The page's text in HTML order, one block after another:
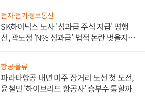
전자·전기·정보통신
SK하이닉스 노사 '성과급 주식 지급' 평행
선, 곽노정 'N% 성과급' 법적 논란 벗을지 주
항공·물류
파라타항공 내년 미주 장거리 노선 첫 도전,
윤철민 '하이브리드 항공사' 승부수 통할까